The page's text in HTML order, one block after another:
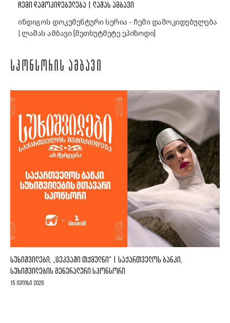
ᲩᲔᲛᲘ ᲓᲐᲛᲝᲙᲘᲓᲔᲑᲣᲚᲔᲑᲐ | ᲚᲐᲨᲐᲡ ᲐᲛᲑᲐᲕᲘ
ინდიგოს დოკუმენტური სერია - ჩემი დამოკიდებულება
| ლაშას ამბავი [მეთხუტმეტე ეპიზოდი]
ᲡᲞᲝᲜᲡᲝᲠᲘᲡ ᲐᲛᲑᲐᲕᲘ
ᲡᲣᲮᲘᲨᲕᲘᲚᲔᲑᲘ, „ᲪᲔᲙᲕᲐᲨᲘ ᲗᲥᲛᲣᲚᲜᲘ“ | ᲡᲐᲥᲐᲠᲗᲕᲔᲚᲝᲡ ᲑᲐᲜᲙᲘ,
ᲡᲣᲮᲘᲨᲕᲘᲚᲔᲑᲘᲡ ᲒᲔᲜᲔᲠᲐᲚᲣᲠᲘ ᲡᲞᲝᲜᲡᲝᲠᲘ
15 ივლისი 2026